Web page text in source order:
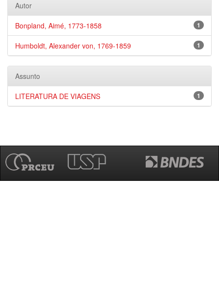
Autor
1
Bonpland, Aimé, 1773-1858
1
Humboldt, Alexander von, 1769-1859
Assunto
1
LITERATURA DE VIAGENS